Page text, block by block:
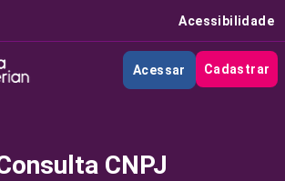
Acessibilidade
Acessar Cadastrar
CNPJ